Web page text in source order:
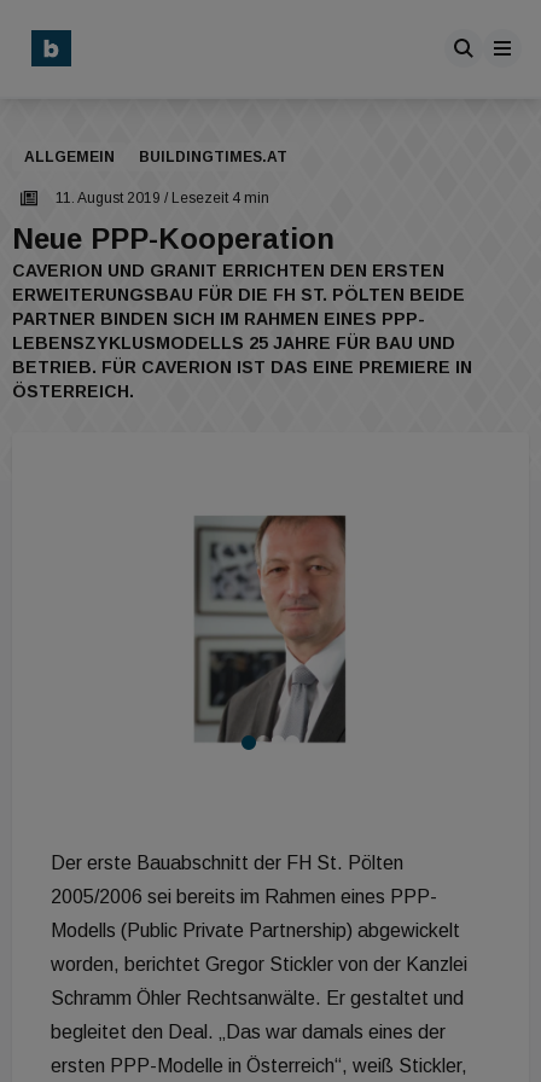
ALLGEMEIN BUILDINGTIMES.AT
11. August 2019 / Lesezeit 4 min
Neue PPP-Kooperation
CAVERION UND GRANIT ERRICHTEN DEN ERSTEN
ERWEITERUNGSBAU FÜR DIE FH ST. PÖLTEN BEIDE
PARTNER BINDEN SICH IM RAHMEN EINES PPP-
LEBENSZYKLUSMODELLS 25 JAHRE FÜR BAU UND
BETRIEB. FÜR CAVERION IST DAS EINE PREMIERE IN
ÖSTERREICH.
Der erste Bauabschnitt der FH St. Pölten
2005/2006 sei bereits im Rahmen eines PPP-
Modells (Public Private Partnership) abgewickelt
worden, berichtet Gregor Stickler von der Kanzlei
Schramm Öhler Rechtsanwälte. Er gestaltet und
begleitet den Deal. „Das war damals eines der
ersten PPP-Modelle in Österreich“, weiß Stickler,